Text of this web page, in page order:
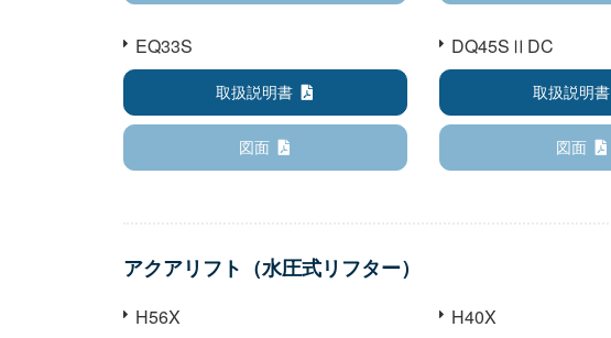
EQ33S
取扱説明書
図面
DQ45SⅡDC
取扱説明書
図面
アクアリフト（水圧式リフター）
H56X H40X